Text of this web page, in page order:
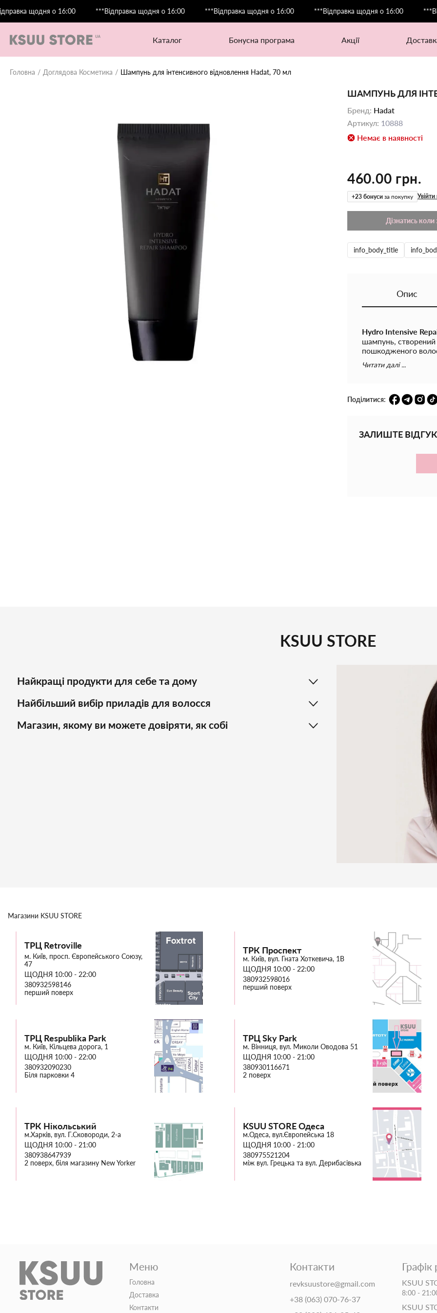
щодня о 16:00 ***Відправка щодня о 16:00 ***Відправка щодня о 16:00 ***Відправка щодня о 16:00
каталог бонусна програма акції
Головна Доглядова Косметика Шампунь для інтенсивного відновлення Hadat, 70 мл
ШАМПУНЬ ДЛЯ
Бренд: Hadat
Артикул: 10888
Немає в наявності
460.00 грн.
+23 бонуси за покупку Увійти
Дізнатись коли
info_body_title
Опис
Hydro Intensive
шампунь, створений
пошкодженого
поєднує м'яке
першого миття
Особливості Hadat
незвичайна
текстуру
полегшує
сприяє
Цей шампунь стане
забезпечуючи
Читати далі ...
Поділитися:
ЗАЛИШТЕ
KSUU STORE
Найкращі продукти для себе та дому
Найбільший вибір приладів для волосся
Магазин, якому ви можете довіряти, як собі
Магазини KSUU STORE
ТРЦ Retroville
м. Київ, просп. Європейського Союзу,
47
ЩОДНЯ 10:00 - 22:00
380932598146
перший поверх
ТРК Проспект
м. Київ, вул. Гната Хоткевича, 1В
ЩОДНЯ 10:00 - 22:00
380932598016
перший поверх
ТРЦ Respublika Park
м. Київ, Кільцева дорога, 1
ЩОДНЯ 10:00 - 22:00
380932090230
Біля парковки 4
ТРЦ Sky Park
м. Вінниця, вул. Миколи Оводова 51
ЩОДНЯ 10:00 - 21:00
380930116671
2 поверх
ТРК Нікольський
м.Харків, вул. Г.Сковороди, 2-а
ЩОДНЯ 10:00 - 21:00
380938647939
2 поверх, біля магазину New Yorker
KSUU STORE Одеса
м.Одеса, вул.Європейська 18
ЩОДНЯ 10:00 - 21:00
380975521204
між вул. Грецька та вул. Дерибасівька
Меню
Головна
Доставка
Контакти
Контакти
revksuustore@gmail.com
+38 (063) 070-76-37
KSUU
8:00 -
KSUU